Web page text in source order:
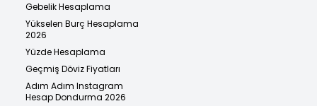
Gebelik Hesaplama
Yükselen Burç Hesaplama
2026
Yüzde Hesaplama
Geçmiş Döviz Fiyatları
Adım Adım Instagram
Hesap Dondurma 2026